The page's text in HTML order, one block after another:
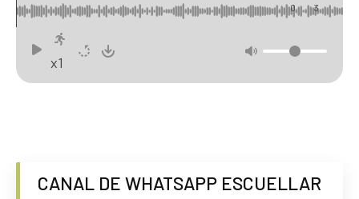
de Cuéllar en un rápido primer encierro 0 3
x1
CANAL DE WHATSAPP ESCUELLAR